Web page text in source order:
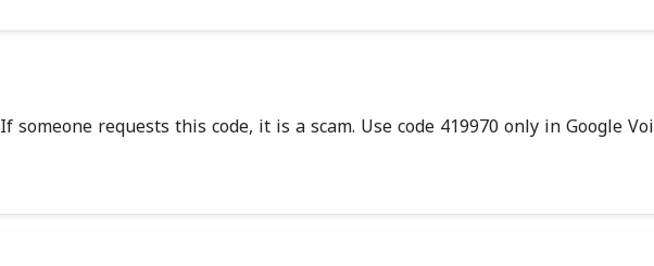
If someone requests this code, it is a scam. Use code 419970 only in Google